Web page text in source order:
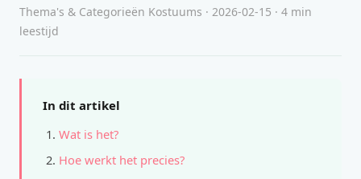
Thema's & Categorieën Kostuums · 2026-02-15 · 4 min
leestijd
In dit artikel
Wat is het?
Hoe werkt het precies?